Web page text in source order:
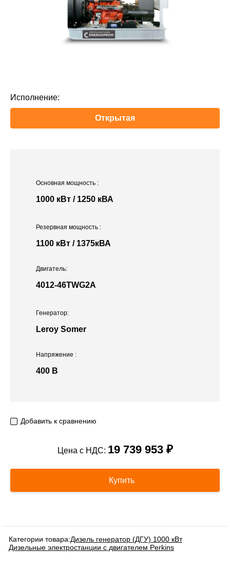
Исполнение:
Открытая
Основная мощность :
1000 кВт / 1250 кВА
Двигатель:
4012-46TWG2A
Напряжение :
400 В
Резервная мощность :
1100 кВт / 1375кВА
Генератор:
Leroy Somer
Добавить к сравнению
Цена с НДС: 19 739 953 ₽
Купить
Категории товара:Дизель генератор (ДГУ) 1000 кВт
Дизельные электростанции с двигателем Perkins